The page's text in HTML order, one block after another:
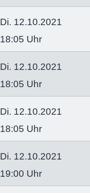
Di. 12.10.2021
18:05 Uhr
Di. 12.10.2021
18:05 Uhr
Di. 12.10.2021
18:05 Uhr
Di. 12.10.2021
19:00 Uhr